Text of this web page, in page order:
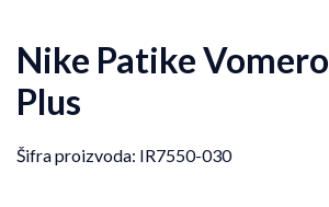
Nike Patike Vomero
Plus
Šifra proizvoda: IR7550-030